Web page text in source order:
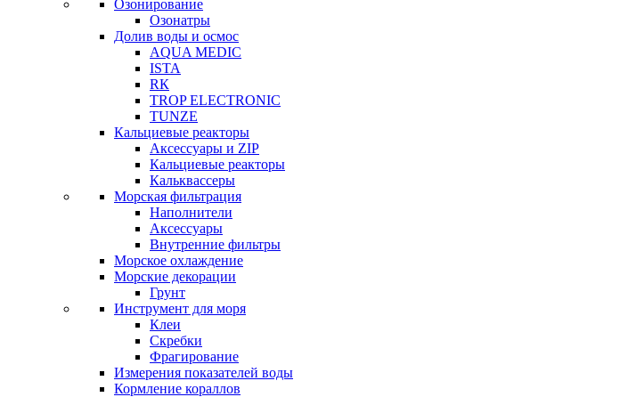
Озонирование
Озонатры
Долив воды и осмос
AQUA MEDIC
ISTA
RК
TROP ELECTRONIC
TUNZE
Кальциевые реакторы
Аксессуары и ZIP
Кальциевые реакторы
Кальквассеры
Морская фильтрация
Наполнители
Аксессуары
Внутренние фильтры
Морское охлаждение
Морские декорации
Грунт
Инструмент для моря
Клеи
Скребки
Фрагирование
Измерения показателей воды
Кормление кораллов